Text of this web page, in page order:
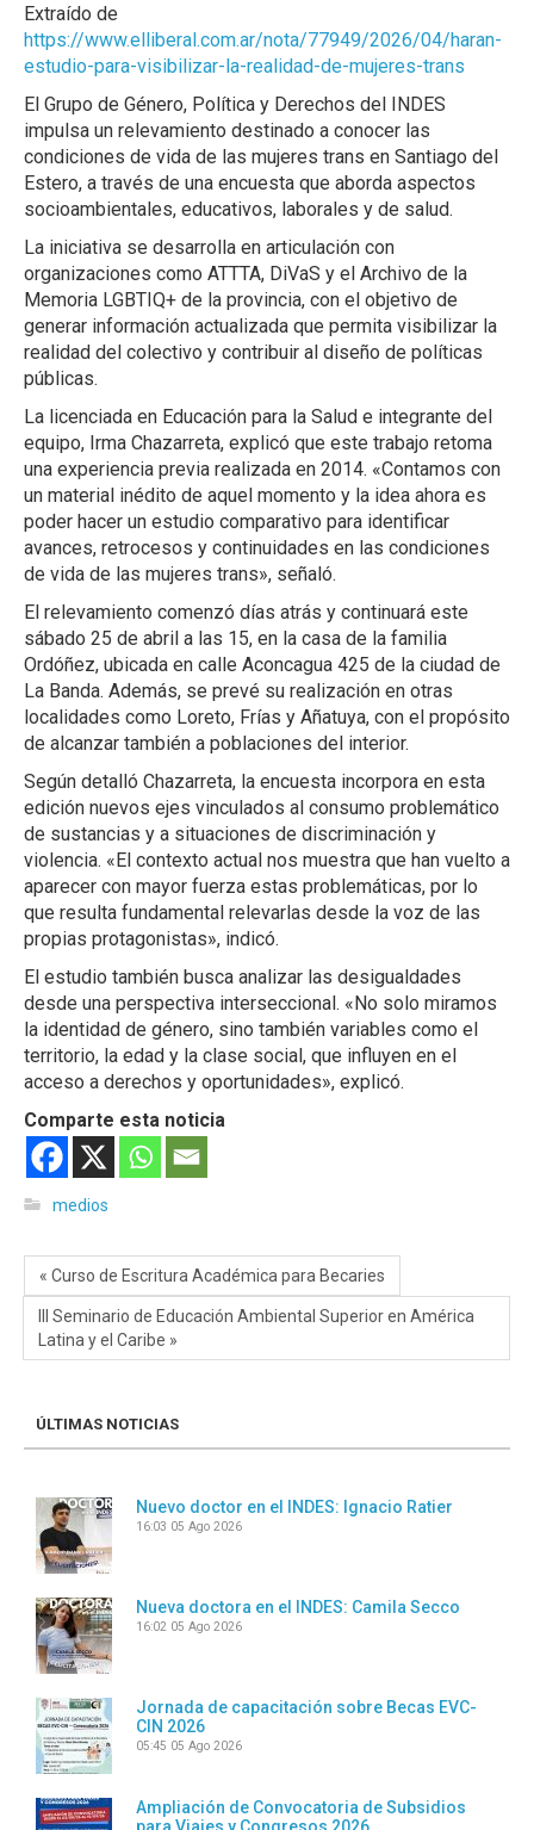
Extraído de
https://www.elliberal.com.ar/nota/77949/2026/04/haran-
estudio-para-visibilizar-la-realidad-de-mujeres-trans
El Grupo de Género, Política y Derechos del INDES
impulsa un relevamiento destinado a conocer las
condiciones de vida de las mujeres trans en Santiago del
Estero, a través de una encuesta que aborda aspectos
socioambientales, educativos, laborales y de salud.
La iniciativa se desarrolla en articulación con
organizaciones como ATTTA, DiVaS y el Archivo de la
Memoria LGBTIQ+ de la provincia, con el objetivo de
generar información actualizada que permita visibilizar la
realidad del colectivo y contribuir al diseño de políticas
públicas.
La licenciada en Educación para la Salud e integrante del
equipo, Irma Chazarreta, explicó que este trabajo retoma
una experiencia previa realizada en 2014. «Contamos con
un material inédito de aquel momento y la idea ahora es
poder hacer un estudio comparativo para identificar
avances, retrocesos y continuidades en las condiciones
de vida de las mujeres trans», señaló.
El relevamiento comenzó días atrás y continuará este
sábado 25 de abril a las 15, en la casa de la familia
Ordóñez, ubicada en calle Aconcagua 425 de la ciudad de
La Banda. Además, se prevé su realización en otras
localidades como Loreto, Frías y Añatuya, con el propósito
de alcanzar también a poblaciones del interior.
Según detalló Chazarreta, la encuesta incorpora en esta
edición nuevos ejes vinculados al consumo problemático
de sustancias y a situaciones de discriminación y
violencia. «El contexto actual nos muestra que han vuelto a
aparecer con mayor fuerza estas problemáticas, por lo
que resulta fundamental relevarlas desde la voz de las
propias protagonistas», indicó.
El estudio también busca analizar las desigualdades
desde una perspectiva interseccional. «No solo miramos
la identidad de género, sino también variables como el
territorio, la edad y la clase social, que influyen en el
acceso a derechos y oportunidades», explicó.
Comparte esta noticia
medios
« Curso de Escritura Académica para Becaries
III Seminario de Educación Ambiental Superior en América
Latina y el Caribe »
ÚLTIMAS NOTICIAS
Nuevo doctor en el INDES: Ignacio Ratier
16:03 05 Ago 2026
Nueva doctora en el INDES: Camila Secco
16:02 05 Ago 2026
Jornada de capacitación sobre Becas EVC-
CIN 2026
05:45 05 Ago 2026
Ampliación de Convocatoria de Subsidios
para Viajes y Congresos 2026